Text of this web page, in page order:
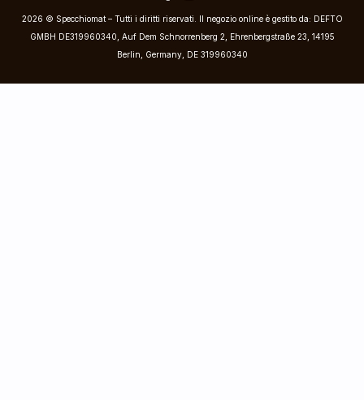
2026 © Specchiomat – Tutti i diritti riservati. Il negozio online è gestito da: DEFTO
GMBH DE319960340, Auf Dem Schnorrenberg 2, Ehrenbergstraße 23, 14195
Berlin, Germany, DE 319960340